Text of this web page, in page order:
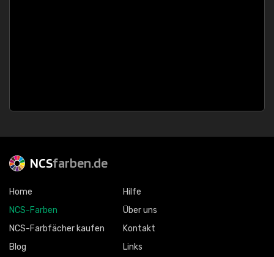
NCSfarben.de
Home
NCS-Farben
NCS-Farbfächer kaufen
Blog
Hilfe
Über uns
Kontakt
Links